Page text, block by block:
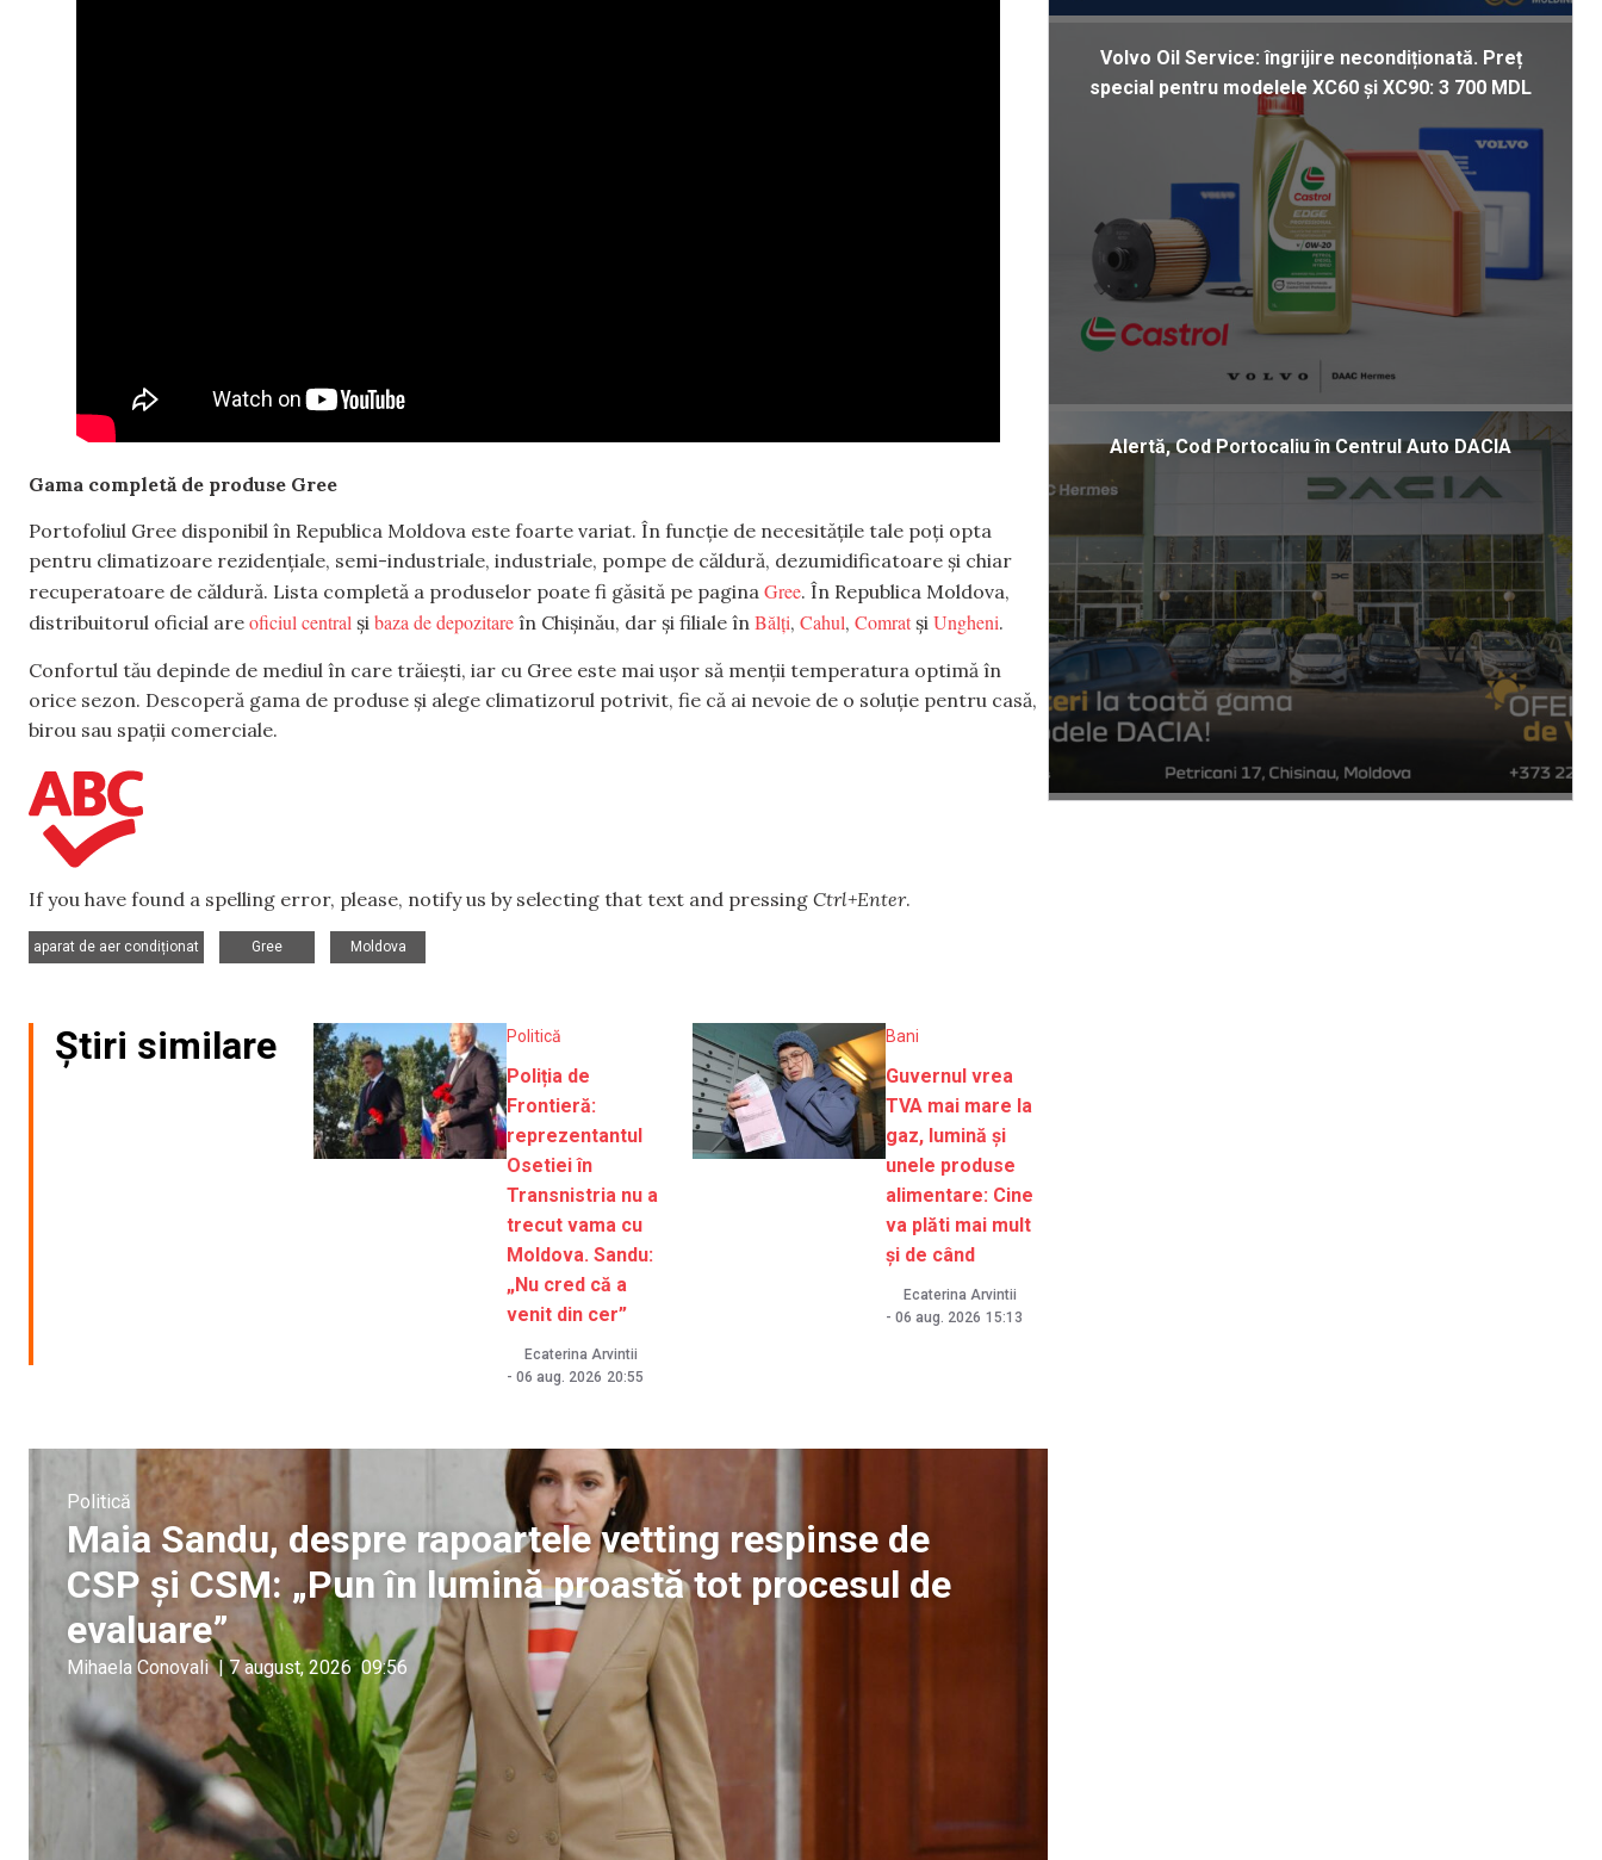
Gama completă de produse Gree
Portofoliul Gree disponibil în Republica Moldova este foarte variat. În funcție de necesitățile tale poți opta
pentru climatizoare rezidențiale, semi-industriale, industriale, pompe de căldură, dezumidificatoare și chiar
recuperatoare de căldură. Lista completă a produselor poate fi găsită pe pagina Gree. În Republica Moldova,
distribuitorul oficial are oficiul central și baza de depozitare în Chișinău, dar și filiale în Bălți, Cahul, Comrat și Ungheni.
Confortul tău depinde de mediul în care trăiești, iar cu Gree este mai ușor să menții temperatura optimă în
orice sezon. Descoperă gama de produse și alege climatizorul potrivit, fie că ai nevoie de o soluție pentru casă,
birou sau spații comerciale.
If you have found a spelling error, please, notify us by selecting that text and pressing Ctrl+Enter.
aparat de aer condiționat
Gree
Moldova
Știri similare Politică
Poliția de
Frontieră:
reprezentantul
Osetiei în
Transnistria nu a
trecut vama cu
Moldova. Sandu:
„Nu cred că a
venit din cer”
Ecaterina Arvintii
- 06 aug. 2026 20:55
Bani
Guvernul vrea
TVA mai mare la
gaz, lumină și
unele produse
alimentare: Cine
va plăti mai mult
și de când
Ecaterina Arvintii
- 06 aug. 2026 15:13
Politică
Maia Sandu, despre rapoartele vetting respinse de
CSP și CSM: „Pun în lumină proastă tot procesul de
evaluare”
Mihaela Conovali | 7 august, 2026 09:56
Volvo Oil Service: îngrijire necondiționată. Preț
special pentru modelele XC60 și XC90: 3 700 MDL
Alertă, Cod Portocaliu în Centrul Auto DACIA